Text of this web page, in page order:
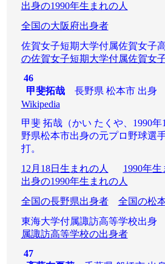
出身の1990年生まれの人
全国の大阪府出身者
佐賀女子短期大学付属佐賀女
の佐賀女子短期大学付属佐賀女
46
甲斐拓哉長野県 松本市 出身
Wikipedia
甲斐 拓哉（かい たくや、1990年
野県松本市出身の元プロ野球選
打。
12月18日生まれの人
1990年生
出身の1990年生まれの人
全国の長野県出身者
全国の松
東海大学付属諏訪高等学校出
属諏訪高等学校の出身者
47